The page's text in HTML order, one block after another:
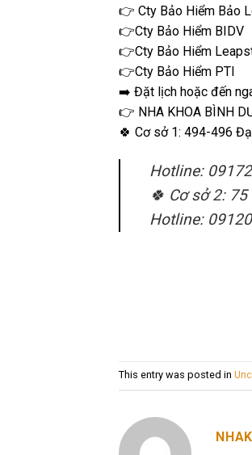
👉 Cty Bảo Hiểm Bảo
👉Cty Bảo Hiểm BIDV
👉Cty Bảo Hiểm
👉Cty Bảo Hiểm PTI
➡️ Đặt lịch hoặc đến
👉 NHA KHOA BÌNH
🍀 Cơ sở 1: 494-496
Hotline:
🍀 Cơ sở 2:
Hotline:
This entry was posted in